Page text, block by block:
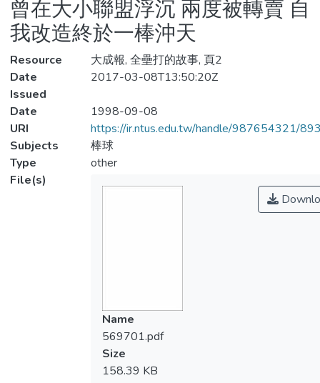
曾在大小聯盟浮沉 兩度被轉賣 自
我改造終於一棒沖天
Resource
大成報, 全壘打的故事, 頁2
Date
Issued
2017-03-08T13:50:20Z
Date
1998-09-08
URI
https://ir.ntus.edu.tw/handle/987654321/
Subjects
棒球
Type
other
File(s)
Name
569701.pdf
Size
158.39 KB